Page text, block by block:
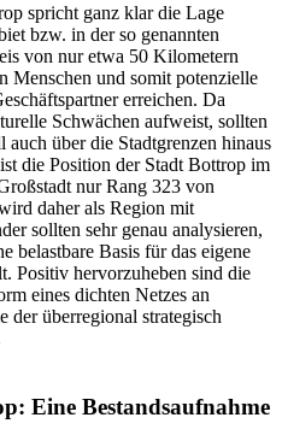
spricht ganz klar die Lage
bzw. in der so genannten
von nur etwa 50 Kilometern
Menschen und somit potenzielle
erreichen. Da
Schwächen aufweist, sollten
über die Stadtgrenzen hinaus
die Position der Stadt Bottrop im
nur Rang 323 von
daher als Region mit
sollten sehr genau analysieren,
belastbare Basis für das eigene
Positiv hervorzuheben sind die
eines dichten Netzes an
der überregional strategisch
Eine Bestandsaufnahme